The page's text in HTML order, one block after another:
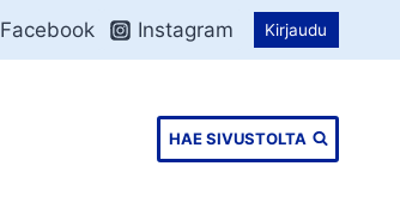
Facebook Instagram Kirjaudu
HAE SIVUSTOLTA